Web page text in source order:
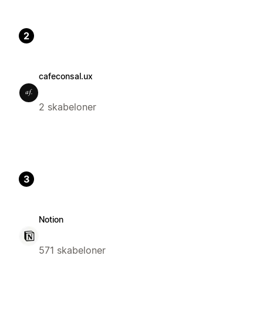
2
cafeconsal.ux
2 skabeloner
3
Notion
571 skabeloner